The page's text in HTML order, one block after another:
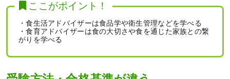
ここがポイント！
・食生活アドバイザーは食品学や衛生管理などを学べる
・食育アドバイザーは食の大切さや食を通じた家族との繋
がりを学べる